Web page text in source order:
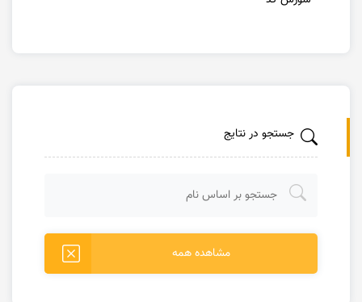
جستجو در نتایج
مشاهده همه